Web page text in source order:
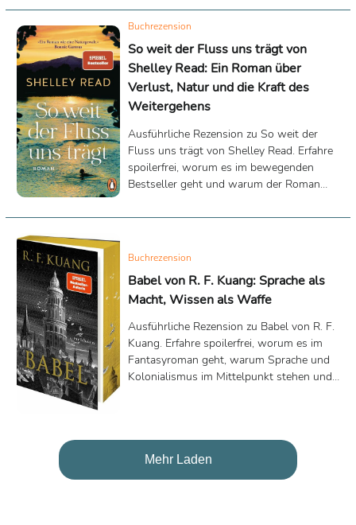
ist.
Buchrezension
So weit der Fluss uns trägt von
Shelley Read: Ein Roman über
Verlust, Natur und die Kraft des
Weitergehens
Ausführliche Rezension zu So weit der
Fluss uns trägt von Shelley Read. Erfahre
spoilerfrei, worum es im bewegenden
Bestseller geht und warum der Roman
eindrucksvoll verbindet.
Buchrezension
Babel von R. F. Kuang: Sprache als
Macht, Wissen als Waffe
Ausführliche Rezension zu Babel von R. F.
Kuang. Erfahre spoilerfrei, worum es im
Fantasyroman geht, warum Sprache und
Kolonialismus im Mittelpunkt stehen und
Mehr Laden